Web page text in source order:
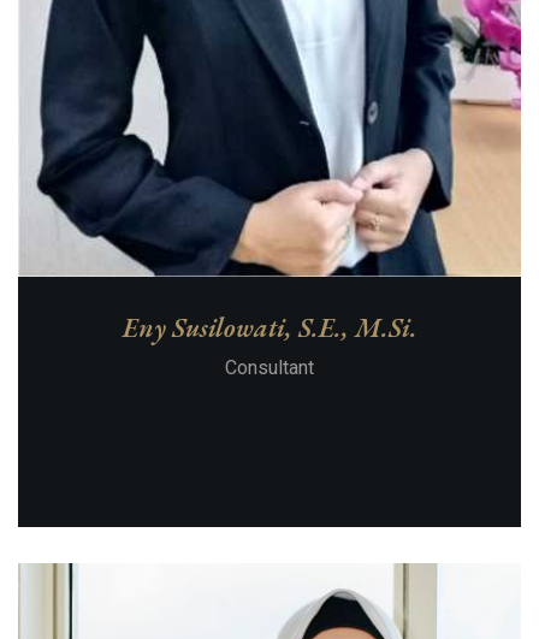
Eny Susilowati, S.E., M.Si.
Consultant